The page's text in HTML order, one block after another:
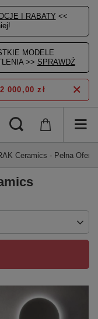
I RABATY <<
MODELE
>> SPRAWDŹ
000,00 zł
Ceramics - Pełna